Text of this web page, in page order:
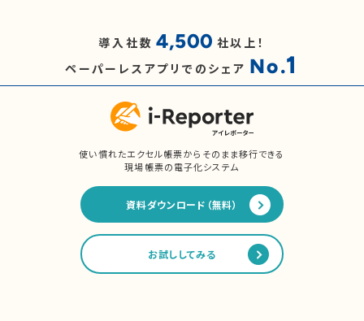
導入社数 4,500 社以上！
ペーパーレスアプリでのシェア No.1
使い慣れたエクセル帳票からそのまま移行できる
現場帳票の電子化システム
資料ダウンロード（無料）
お試ししてみる